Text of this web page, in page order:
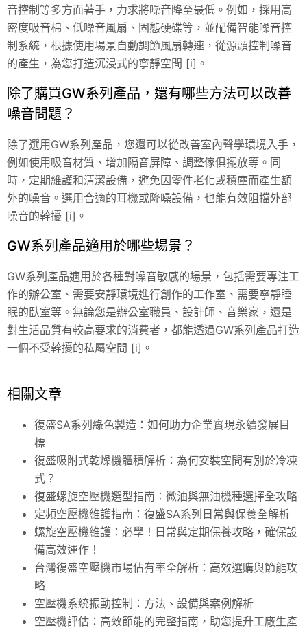
音控制等多方面著手，力求將噪音降至最低。例如，採用高
密度吸音棉、低噪音風扇、固態硬碟等，並配備智能噪音控
制系統，根據使用場景自動調節風扇轉速，從源頭控制噪音
的產生，為您打造沉浸式的寧靜空間 [i]。
除了購買GW系列產品，還有哪些方法可以改善
噪音問題？
除了選用GW系列產品，您還可以從改善室內聲學環境入手，
例如使用吸音材質、增加隔音屏障、調整傢俱擺放等。同
時，定期維護和清潔設備，避免因零件老化或積塵而產生額
外的噪音。選用合適的耳機或降噪設備，也能有效阻擋外部
噪音的幹擾 [i]。
GW系列產品適用於哪些場景？
GW系列產品適用於各種對噪音敏感的場景，包括需要專注工
作的辦公室、需要安靜環境進行創作的工作室、需要寧靜睡
眠的臥室等。無論您是辦公室職員、設計師、音樂家，還是
對生活品質有較高要求的消費者，都能透過GW系列產品打造
一個不受幹擾的私屬空間 [i]。
相關文章
復盛SA系列綠色製造：如何助力企業實現永續發展目
標
復盛吸附式乾燥機體積解析：為何安裝空間有別於冷凍
式？
復盛螺旋空壓機選型指南：微油與無油機種選擇全攻略
定頻空壓機維護指南：復盛SA系列日常與保養全解析
螺旋空壓機維護：必學！日常與定期保養攻略，確保設
備高效運作！
台灣復盛空壓機市場佔有率全解析：高效選購與節能攻
略
空壓機系統振動控制：方法、設備與案例解析
空壓機評估：高效節能的完整指南，助您提升工廠生產